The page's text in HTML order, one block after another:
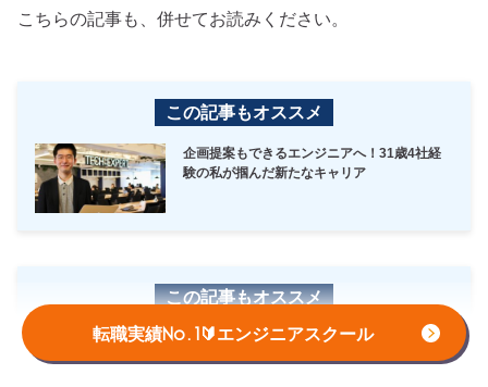
転職実績No.1🔰エンジニアスクール
こちらの記事も、併せてお読みください。
この記事もオススメ
企画提案もできるエンジニアへ！31歳4社経
験の私が掴んだ新たなキャリア
この記事もオススメ
農協からエンジニアへ！どこでも活躍できる
人間になるために10週間でエンジニア転身に